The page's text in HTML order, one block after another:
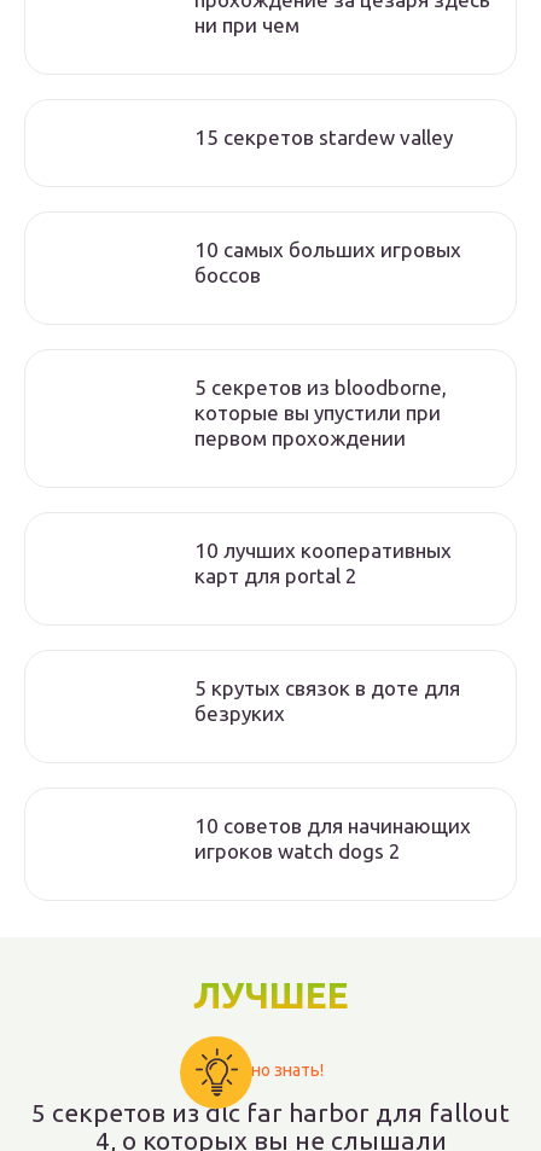
ни при чем
15 секретов stardew valley
10 самых больших игровых
боссов
5 cекретов из bloodborne,
которые вы упустили при
первом прохождении
10 лучших кооперативных
карт для portal 2
5 крутых связок в доте для
безруких
10 советов для начинающих
игроков watch dogs 2
ЛУЧШЕЕ
Важно знать!
5 секретов из dlc far harbor для fallout
4, о которых вы не слышали